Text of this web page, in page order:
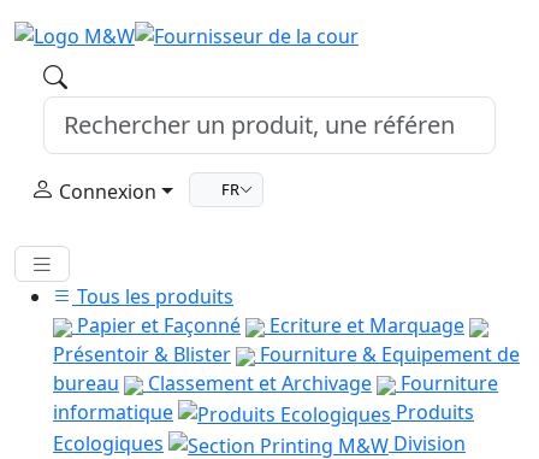
Connexion FR
Tous les produits
Papier et Façonné
Ecriture et Marquage
Présentoir & Blister
Fourniture & Equipement de
bureau
Classement et Archivage
Fourniture
informatique
Produits
Ecologiques
Division